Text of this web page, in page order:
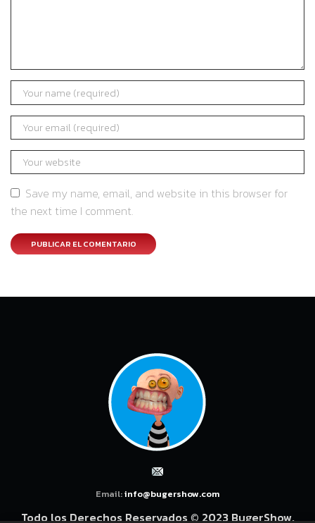
Save my name, email, and website in this browser for
the next time I comment.
Email:info@bugershow.com
Todo los Derechos Reservados © 2023 BugerShow.